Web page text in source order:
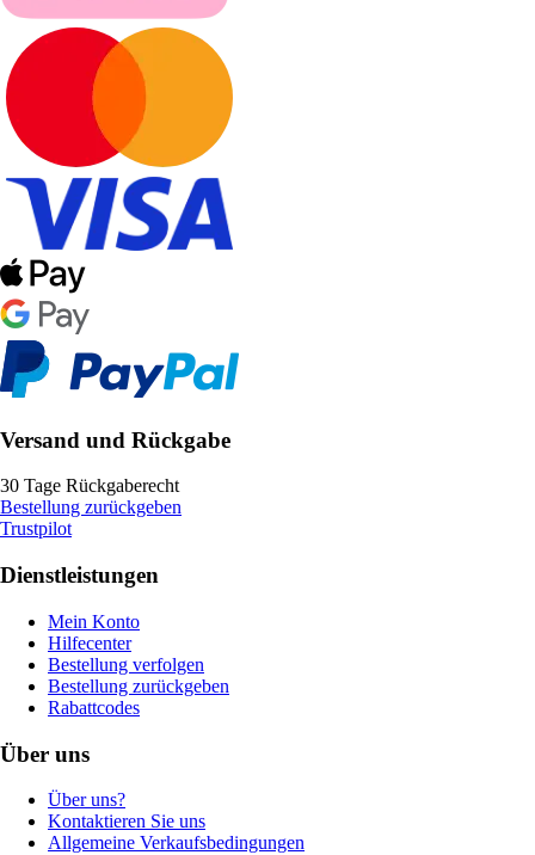
Versand und Rückgabe
30 Tage Rückgaberecht
Bestellung zurückgeben
Trustpilot
Dienstleistungen
Mein Konto
Hilfecenter
Bestellung verfolgen
Bestellung zurückgeben
Rabattcodes
Über uns
Über uns?
Kontaktieren Sie uns
Allgemeine Verkaufsbedingungen